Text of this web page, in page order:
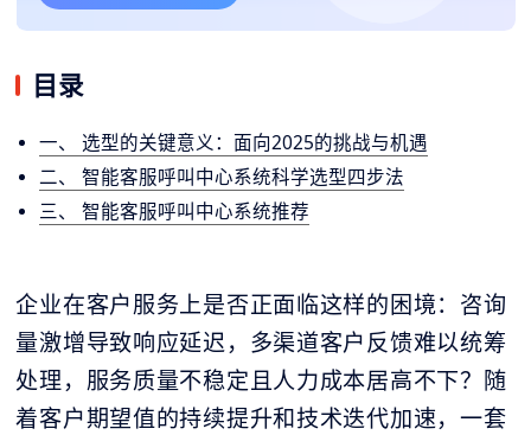
目录
一、 选型的关键意义：面向2025的挑战与机遇
二、 智能客服呼叫中心系统科学选型四步法
三、 智能客服呼叫中心系统推荐
企业在客户服务上是否正面临这样的困境：咨询
量激增导致响应延迟，多渠道客户反馈难以统筹
处理，服务质量不稳定且人力成本居高不下？随
着客户期望值的持续提升和技术迭代加速，一套